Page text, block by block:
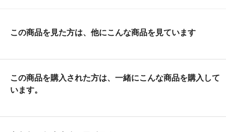
この商品を見た方は、他にこんな商品を見ています
この商品を購入された方は、一緒にこんな商品を購入して
います。